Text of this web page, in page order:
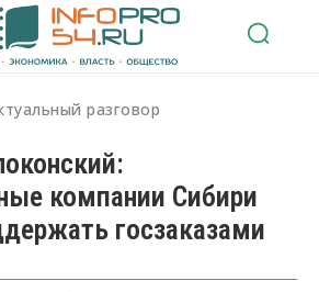
разговор
компании Сибири
госзаказами